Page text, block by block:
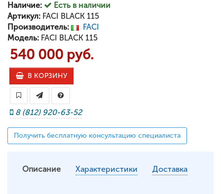
Наличие:
Есть в наличии
Артикул: FACI BLACK 115
Производитель:
FACI
Модель: FACI BLACK 115
540 000 руб.
В КОРЗИНУ
8 (812) 920-63-52
Получить бесплатную консультацию специалиста
Описание Характеристики Доставка